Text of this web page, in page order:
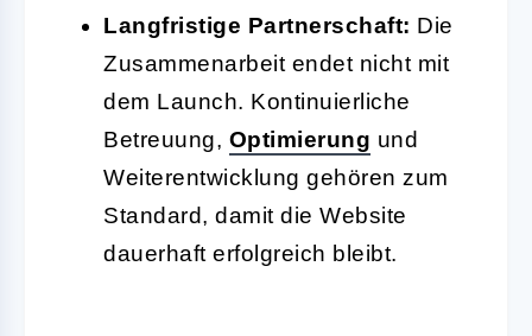
Langfristige Partnerschaft: Die
Zusammenarbeit endet nicht mit
dem Launch. Kontinuierliche
Betreuung, Optimierung und
Weiterentwicklung gehören zum
Standard, damit die Website
dauerhaft erfolgreich bleibt.